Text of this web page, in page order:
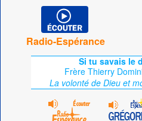
Radio-Espérance
Si tu savais le
Frère Thierry
La volonté de Dieu et